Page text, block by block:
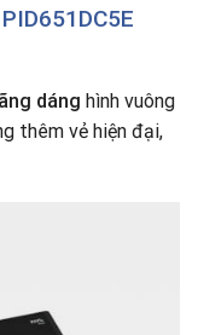
PID651DC5E
dáng hình vuông
thêm vẻ hiện đại,